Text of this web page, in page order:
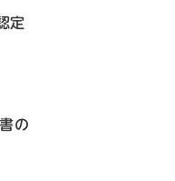
定
の